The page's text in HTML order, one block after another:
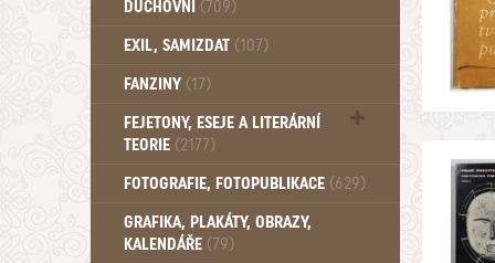
DUCHOVNÍ (709)
Okultismus (110)
EXIL, SAMIZDAT (107)
FANZINY (17)
FEJETONY, ESEJE A LITERÁRNÍ
TEORIE (2177)
Citáty, aforismy, snáře, přísloví,
FOTOGRAFIE, FOTOPUBLIKACE (629)
GRAFIKA, PLAKÁTY, OBRAZY,
KALENDÁŘE (79)